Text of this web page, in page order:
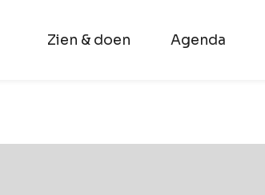
Zien & doen Agenda